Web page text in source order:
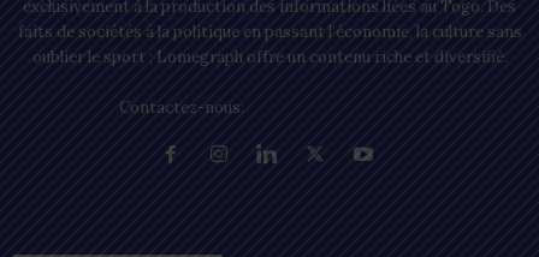
exclusivement à la production des informations liées au Togo. Des
faits de sociétés à la politique en passant l’économie, la culture sans
oublier le sport ; Lomegraph offre un contenu riche et diversifié.
Contactez-nous: